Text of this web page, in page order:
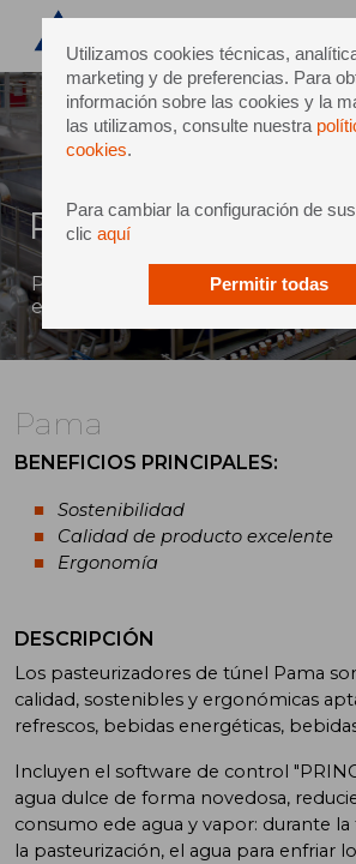
Utilizamos cookies técnicas,
marketing y de preferencias. Para
información sobre las cookies y la
las utilizamos, consulte nuestra
cookies.
Para cambiar la configuración de
clic aquí
Permitir todas
Pama
Pasteurización de máxima
energético
Pama
BENEFICIOS PRINCIPALES:
Sostenibilidad
Calidad de producto excelente
Ergonomía
DESCRIPCIÓN
Los pasteurizadores de túnel Pama
calidad, sostenibles y ergonómicas
refrescos, bebidas energéticas,
Incluyen el software de control
agua dulce de forma novedosa,
consumo ede agua y vapor: durante
la pasteurización, el agua para enfriar